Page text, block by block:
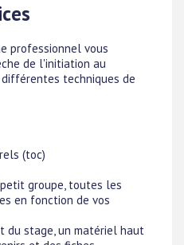
professionnel vous
de l'initiation au
techniques de
(toc)
groupe, toutes les
en fonction de vos
du stage, un matériel haut